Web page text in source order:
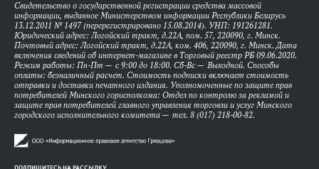
Свидетельство о государственной регистрации средства массовой
информации, выданное Министерством информации Республики Беларусь
13.12.2011 № 1497 (перерегистрировано 15.08.2014). УНП: 191261281.
Юридический адрес: Логойский тракт, д.22А, пом. 57, 220090, г. Минск.
Почтовый адрес: Логойский тракт, д.22А, ком. 406, 220090, г. Минск. Дата
включения сведений об интернет-магазине в Торговый реестр РБ 09.06.2020.
Режим работы: Пн-Пт — с 9:00 до 18:00. Сб-Вс — Выходной. Способы
оплаты: безналичный расчет. Стоимость подписки включает стоимость
отправки и доставки печатного издания. Уполномоченные по защите прав
потребителей Минского горисполкома: Отдел по контролю за рекламой и
защите прав потребителей главного управления торговли и услуг Минского
городского исполнительного комитета — тел. 8 (017) 218-00-82.